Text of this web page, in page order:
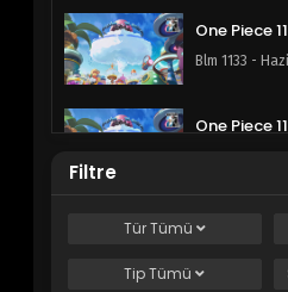
One Piece
Blm 1133 -
One Piece
One Piece
Filtre
TürTümü
TipTümü